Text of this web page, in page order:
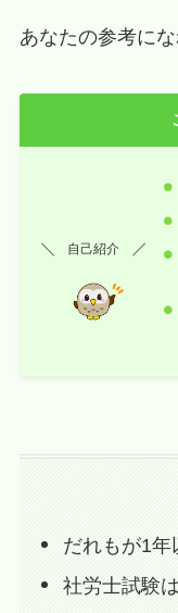
あなたの参考にな
自己紹介
だれもが1年
社労士試験